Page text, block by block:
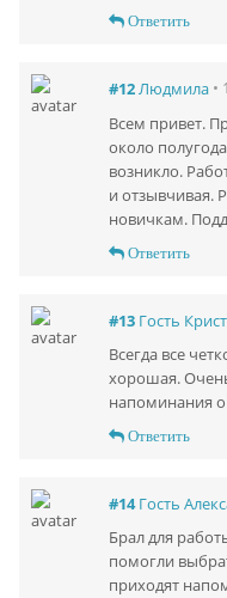
Ответить
#12Людмила •
Всем привет.
около
возникло.
и отзывчивая.
новичкам.
Ответить
#13 Гость
Всегда все
хорошая.
напоминания
Ответить
#14 Гость
Брал для
помогли
приходят